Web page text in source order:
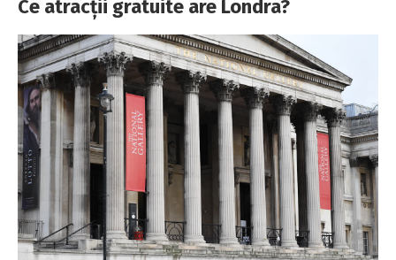
Ce atracții gratuite are Londra?